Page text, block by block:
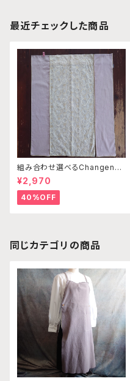
最近チェックした商品
組み合わせ選べるChangenab
leエプロン ※前部分のみ サ
ークル刺繍ベージュ×ライトピン
ク×ライトピンク （※本体部分
は別売りです）
¥2,970
40%OFF
同じカテゴリの商品